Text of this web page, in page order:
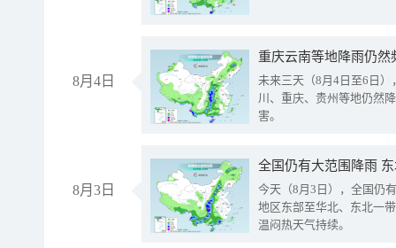
8月4日
重庆云南等地降雨仍然
未来三天（8月4日至6日
川、重庆、贵州等地仍然
害。
8月3日
全国仍有大范围降雨
今天（8月3日），全国仍
地区东部至华北、东北一
温闷热天气持续。